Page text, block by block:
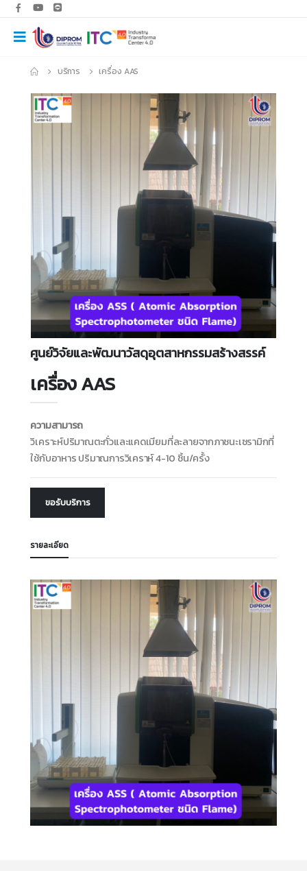
บริการ เครื่อง AAS
ศูนย์วิจัยและพัฒนาวัสดุอุตสาหกรรมสร้างสรรค์
เครื่อง AAS
ความสามารถ
วิเคราะห์ปริมาณตะกั่วและแคดเมียมที่ละลายจากภาชนะเซรามิกที่
ใช้กับอาหาร ปริมาณการวิเคราห์ 4-10 ชิ้น/ครั้ง
ขอรับบริการ
รายละเอียด